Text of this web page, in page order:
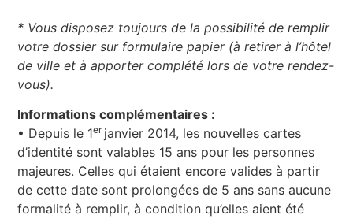
* Vous disposez toujours de la possibilité de remplir
votre dossier sur formulaire papier (à retirer à l’hôtel
de ville et à apporter complété lors de votre rendez-
vous).
Informations complémentaires :
• Depuis le 1er janvier 2014, les nouvelles cartes
d’identité sont valables 15 ans pour les personnes
majeures. Celles qui étaient encore valides à partir
de cette date sont prolongées de 5 ans sans aucune
formalité à remplir, à condition qu’elles aient été